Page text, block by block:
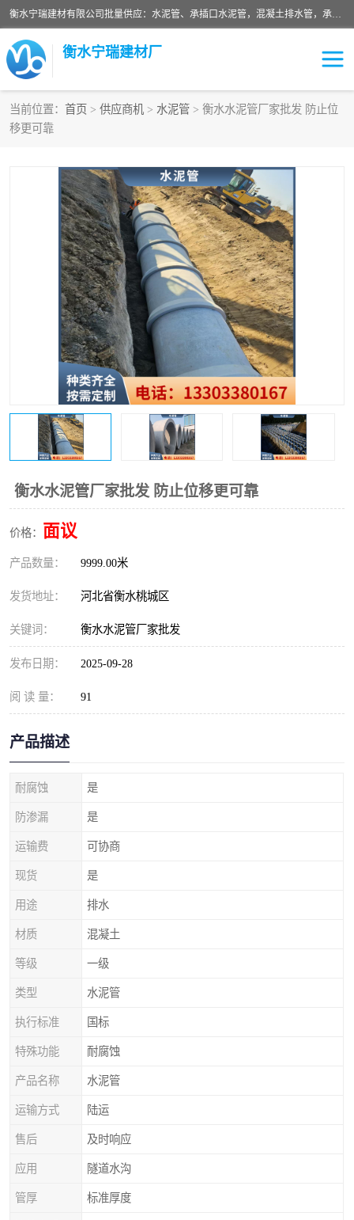
衡水宁瑞建材有限公司批量供应：水泥管、承插口水泥管，混凝土排水管，承插口水泥管，企口水泥管，钢承口水泥管，顶管，平口水泥管，水泥检查井，混凝土检查井，预制混凝土检查井，矩形检查井，圆形检查井等产品。
衡水宁瑞建材厂
当前位置： 首页 > 供应商机 > 水泥管 > 衡水水泥管厂家批发 防止位
移更可靠
衡水水泥管厂家批发 防止位移更可靠
价格： 面议
产品数量： 9999.00米
发货地址： 河北省衡水桃城区
关键词： 衡水水泥管厂家批发
发布日期： 2025-09-28
阅 读 量： 91
产品描述
耐腐蚀 是
防渗漏 是
运输费 可协商
现货 是
用途 排水
材质 混凝土
等级 一级
类型 水泥管
执行标准 国标
特殊功能 耐腐蚀
产品名称 水泥管
运输方式 陆运
售后 及时响应
应用 隧道水沟
管厚 标准厚度
检查井
水泥检查井 水泥管
圆形检查井 矩形检查井
混凝土检查井 预制混凝土检查井
企口水泥管 钢承口水泥管
波纹管